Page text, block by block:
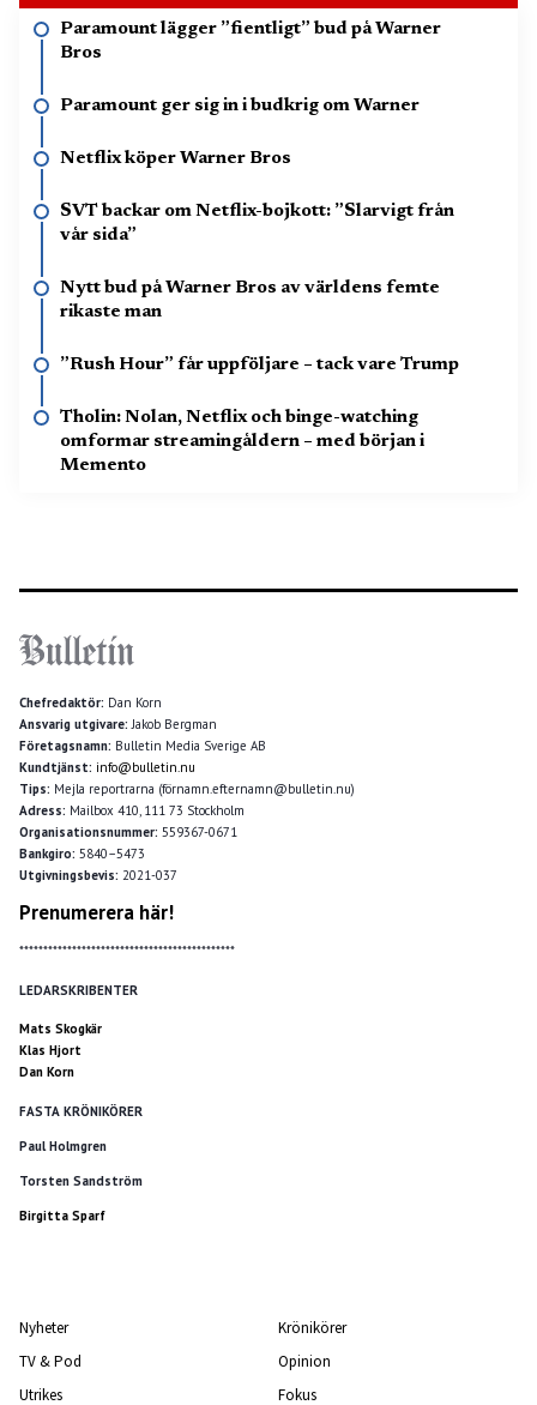
Paramount lägger ”fientligt” bud på Warner
Bros
Paramount ger sig in i budkrig om Warner
Netflix köper Warner Bros
SVT backar om Netflix-bojkott: ”Slarvigt från
vår sida”
Nytt bud på Warner Bros av världens femte
rikaste man
”Rush Hour” får uppföljare – tack vare Trump
Tholin: Nolan, Netflix och binge-watching
omformar streamingåldern – med början i
Memento
Chefredaktör: Dan Korn
Ansvarig utgivare: Jakob Bergman
Företagsnamn: Bulletin Media Sverige AB
Kundtjänst: info@bulletin.nu
Tips: Mejla reportrarna (förnamn.efternamn@bulletin.nu)
Adress: Mailbox 410, 111 73 Stockholm
Organisationsnummer: 559367-0671
Bankgiro: 5840–5473
Utgivningsbevis: 2021-037
Prenumerera här!
*********************************************
LEDARSKRIBENTER
Mats Skogkär
Klas Hjort
Dan Korn
FASTA KRÖNIKÖRER
Paul Holmgren
Torsten Sandström
Birgitta Sparf
Nyheter
TV & Pod
Utrikes
Krönikörer
Opinion
Fokus